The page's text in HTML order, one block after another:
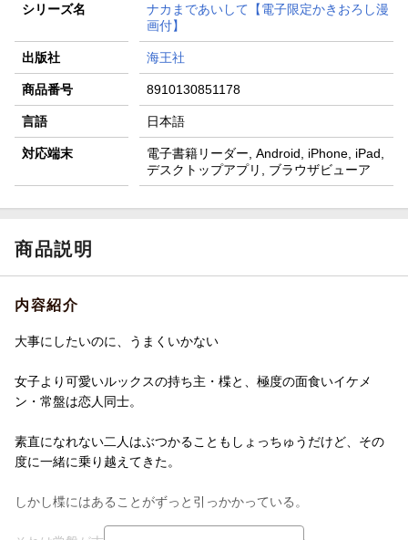
シリーズ名
ナカまであいして【電子限定かきおろし漫
画付】
出版社 海王社
商品番号 8910130851178
言語 日本語
対応端末
電子書籍リーダー, Android, iPhone, iPad,
デスクトップアプリ, ブラウザビューア
商品説明
内容紹介
大事にしたいのに、うまくいかない
女子より可愛いルックスの持ち主・楪と、極度の面食いイケメ
ン・常盤は恋人同士。
素直になれない二人はぶつかることもしょっちゅうだけど、その
度に一緒に乗り越えてきた。
しかし楪にはあることがずっと引っかかっている。